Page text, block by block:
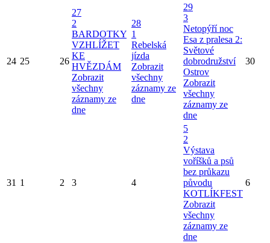
24 25 26
27
2
BARDOTKY
VZHLÍŽET
KE
HVĚZDÁM
Zobrazit
všechny
záznamy ze
dne
28
1
Rebelská
jízda
Zobrazit
všechny
záznamy ze
dne
29
3
Netopýří noc
Esa z pralesa 2:
Světové
dobrodružství
Ostrov
Zobrazit
všechny
záznamy ze
dne
30
31 1 2 3 4
5
2
Výstava
voříšků a psů
bez průkazu
původu
KOTLÍKFEST
Zobrazit
všechny
záznamy ze
dne
6